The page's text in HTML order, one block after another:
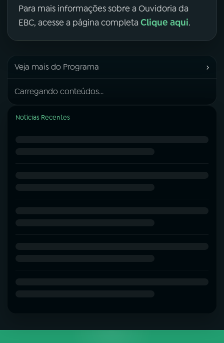
Para mais informações sobre a Ouvidoria da
EBC, acesse a página completa Clique aqui.
Veja mais do Programa ›
Carregando conteúdos...
Notícias Recentes